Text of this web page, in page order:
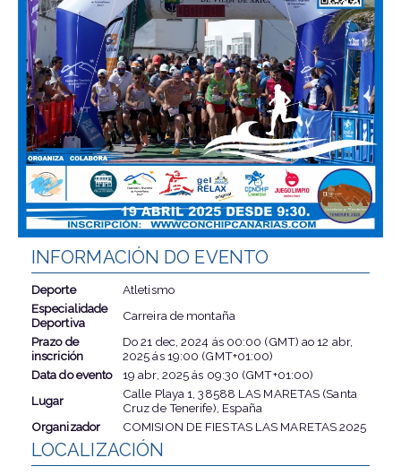
INFORMACIÓN DO EVENTO
Deporte
Atletismo
Especialidade
Deportiva
Carreira de montaña
Prazo de
inscrición
Do21 dec, 2024 ás 00:00 (GMT) ao12 abr,
2025ás19:00 (GMT+01:00)
Data do evento
19 abr, 2025ás 09:30 (GMT+01:00)
Lugar
Calle Playa 1, 38588 LAS MARETAS (Santa
Cruz de Tenerife), España
Organizador
COMISION DE FIESTAS LAS MARETAS 2025
LOCALIZACIÓN